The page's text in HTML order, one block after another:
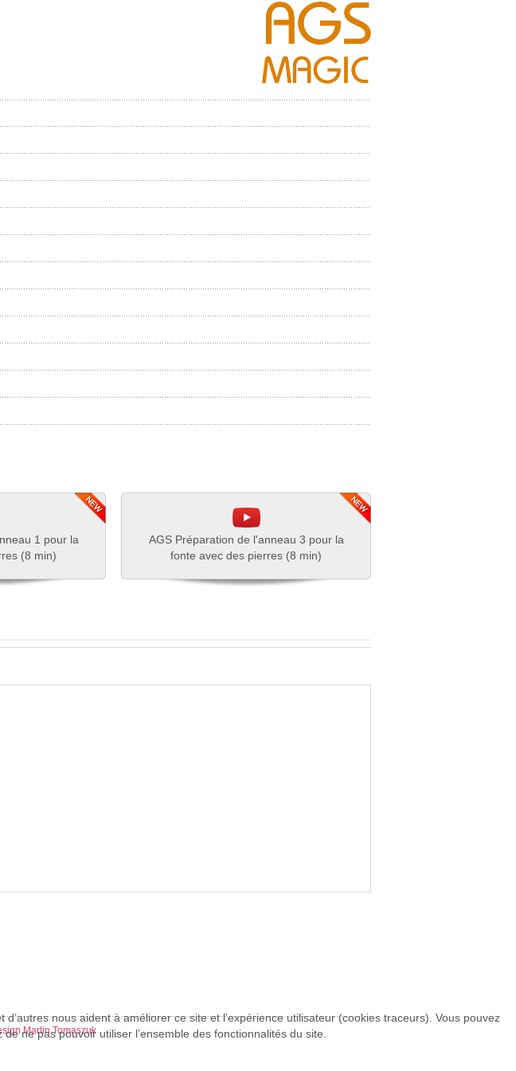
AGS Préparation de l'anneau 3 pour la
fonte avec des pierres (8 min)
1 pour la
(8 min)
Martin Tomaszuk
nous aident à améliorer ce site et l’expérience utilisateur (cookies traceurs). Vous pouvez
ne pas pouvoir utiliser l’ensemble des fonctionnalités du site.